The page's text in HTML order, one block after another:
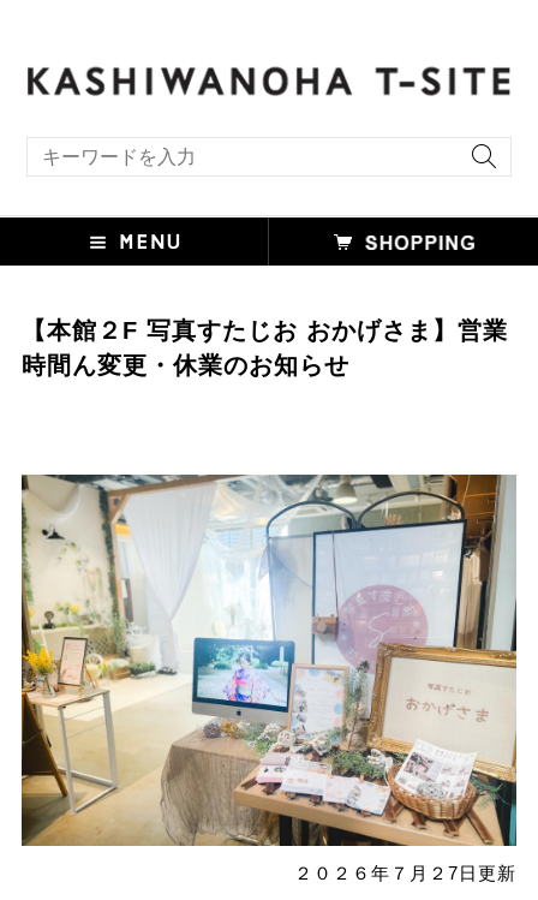
【本館２F 写真すたじお おかげさま】営業
時間ん変更・休業のお知らせ
２０２６年７月２7日更新